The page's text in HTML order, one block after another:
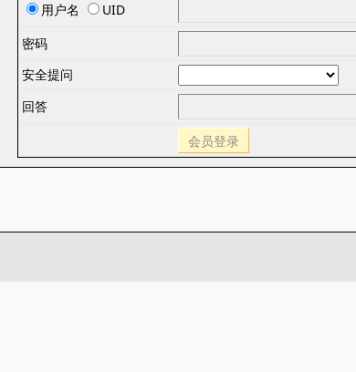
用户名 UID
密码
安全提问
回答
会员登录